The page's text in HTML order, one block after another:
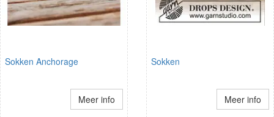
Sokken Anchorage
Meer info
Sokken
Meer info